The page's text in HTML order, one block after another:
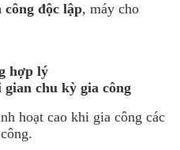
công độc lập, máy cho
hợp lý
chu kỳ gia công
hoạt cao khi gia công các